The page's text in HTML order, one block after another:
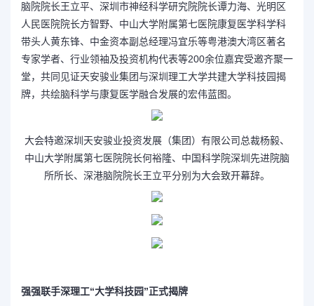
脑院院长王立平、深圳市神经科学研究院院长谭力海、光明区
人民医院院长方智野、中山大学附属第七医院康复医学科学科
带头人黄东锋、中金资本副总经理冯宜乐等粤港澳大湾区著名
专家学者、行业领袖及投资机构代表等200余位嘉宾受邀齐聚一
堂，共同见证天安骏业集团与深圳理工大学共建大学科技园揭
牌，共绘脑科学与康复医学融合发展的宏伟蓝图。
大会特邀深圳天安骏业投资发展（集团）有限公司总裁杨毅、
中山大学附属第七医院院长何裕隆、中国科学院深圳先进院脑
所所长、深港脑院院长王立平分别为大会致开幕辞。
强强联手深理工“大学科技园”正式揭牌